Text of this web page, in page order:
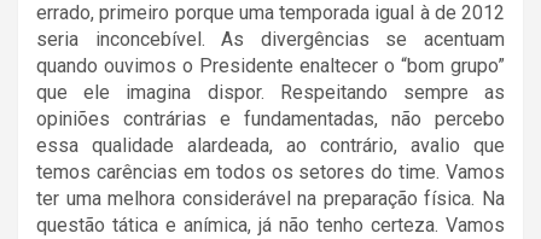
errado, primeiro porque uma temporada igual à de 2012
seria inconcebível. As divergências se acentuam
quando ouvimos o Presidente enaltecer o “bom grupo”
que ele imagina dispor. Respeitando sempre as
opiniões contrárias e fundamentadas, não percebo
essa qualidade alardeada, ao contrário, avalio que
temos carências em todos os setores do time. Vamos
ter uma melhora considerável na preparação física. Na
questão tática e anímica, já não tenho certeza. Vamos